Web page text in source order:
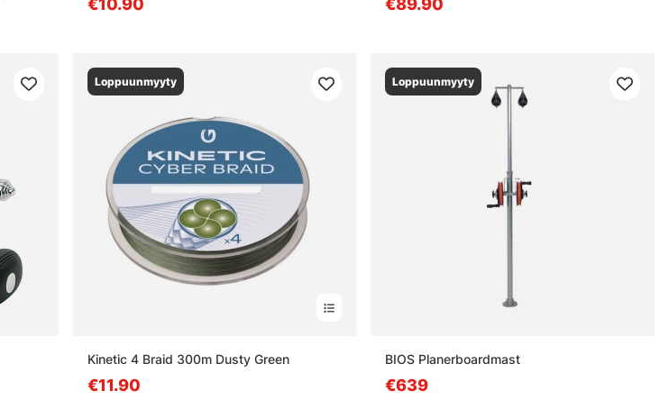
Loppuunmyyty
Kinetic 4 Braid 300m Dusty Green
€11.90
Loppuunmyyty
BIOS Planerboardmast
€639